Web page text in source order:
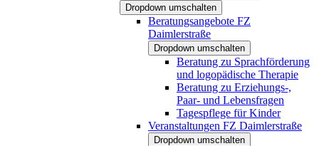
Dropdown umschalten
Beratungsangebote FZ
Daimlerstraße
Dropdown umschalten
Beratung zu Sprachförderung
und logopädische Therapie
Beratung zu Erziehungs-,
Paar- und Lebensfragen
Tagespflege für Kinder
Veranstaltungen FZ Daimlerstraße
Dropdown umschalten